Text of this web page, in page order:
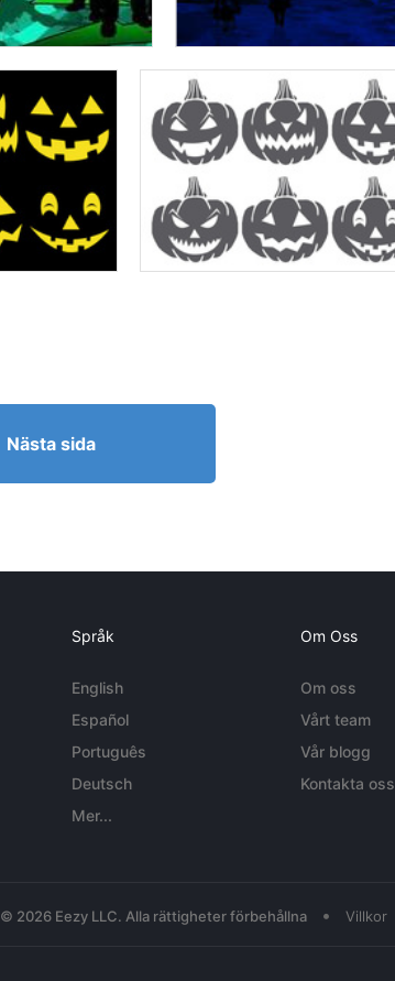
Nästa sida
Språk
English
Español
Português
Deutsch
Mer...
Om Oss
Om oss
Vårt team
Vår blogg
Kontakta oss
© 2026 Eezy LLC. Alla rättigheter förbehållna • Villkor